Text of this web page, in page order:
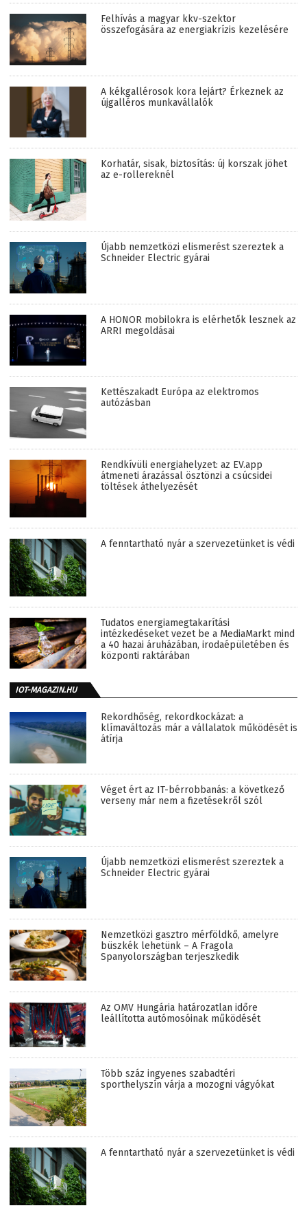
Felhívás a magyar kkv-szektor
összefogására az energiakrízis kezelésére
A kékgallérosok kora lejárt? Érkeznek az
újgalléros munkavállalók
Korhatár, sisak, biztosítás: új korszak jöhet
az e-rollereknél
Újabb nemzetközi elismerést szereztek a
Schneider Electric gyárai
A HONOR mobilokra is elérhetők lesznek az
ARRI megoldásai
Kettészakadt Európa az elektromos
autózásban
Rendkívüli energiahelyzet: az EV.app
átmeneti árazással ösztönzi a csúcsidei
töltések áthelyezését
A fenntartható nyár a szervezetünket is védi
Tudatos energiamegtakarítási
intézkedéseket vezet be a MediaMarkt mind
a 40 hazai áruházában, irodaépületében és
központi raktárában
IOT-MAGAZIN.HU
Rekordhőség, rekordkockázat: a
klímaváltozás már a vállalatok működését is
átírja
Véget ért az IT-bérrobbanás: a következő
verseny már nem a fizetésekről szól
Újabb nemzetközi elismerést szereztek a
Schneider Electric gyárai
Nemzetközi gasztro mérföldkő, amelyre
büszkék lehetünk – A Fragola
Spanyolországban terjeszkedik
Az OMV Hungária határozatlan időre
leállította autómosóinak működését
Több száz ingyenes szabadtéri
sporthelyszín várja a mozogni vágyókat
A fenntartható nyár a szervezetünket is védi